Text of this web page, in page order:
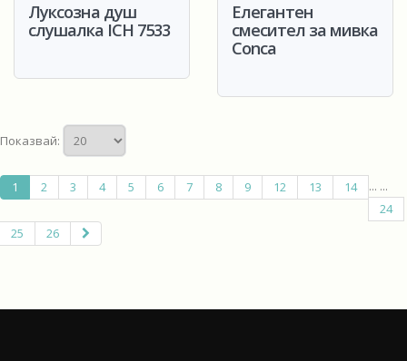
Луксозна душ
слушалка ICH 7533
Елегантен
смесител за мивка
Conca
Показвай:
1 2 3 4 5 6 7 8 9 ...
12 13 14
...
24
25
26